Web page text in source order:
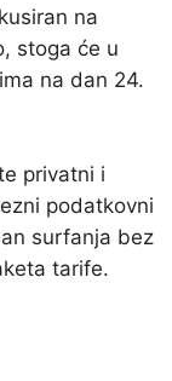
na
stoga će u
na dan 24.
privatni i
podatkovni
surfanja bez
tarife.